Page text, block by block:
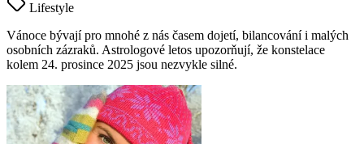
Lifestyle
Vánoce bývají pro mnohé z nás časem dojetí, bilancování i malých
osobních zázraků. Astrologové letos upozorňují, že konstelace
kolem 24. prosince 2025 jsou nezvykle silné.